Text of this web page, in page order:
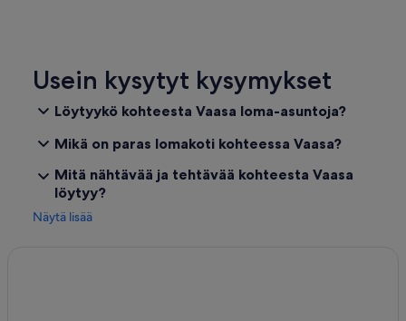
Usein kysytyt kysymykset
Löytyykö kohteesta Vaasa loma-asuntoja?
Mikä on paras lomakoti kohteessa Vaasa?
Mitä nähtävää ja tehtävää kohteesta Vaasa
löytyy?
Näytä lisää